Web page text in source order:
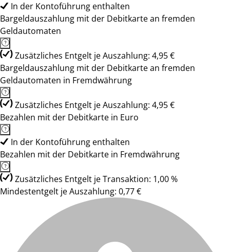
In der Kontoführung enthalten
Bargeldauszahlung mit der Debitkarte an fremden
Geldautomaten
Zusätzliches Entgelt je Auszahlung: 4,95 €
Bargeldauszahlung mit der Debitkarte an fremden
Geldautomaten in Fremdwährung
Zusätzliches Entgelt je Auszahlung: 4,95 €
Bezahlen mit der Debitkarte in Euro
In der Kontoführung enthalten
Bezahlen mit der Debitkarte in Fremdwährung
Zusätzliches Entgelt je Transaktion: 1,00 %
Mindestentgelt je Auszahlung: 0,77 €